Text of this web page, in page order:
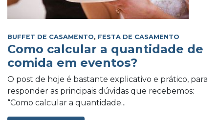
BUFFET DE CASAMENTO, FESTA DE CASAMENTO
Como calcular a quantidade de
comida em eventos?
O post de hoje é bastante explicativo e prático, para
responder as principais dúvidas que recebemos:
“Como calcular a quantidade...